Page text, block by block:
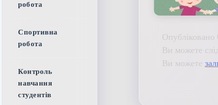
Ви можете
Ви можете
робота
Спортивна
робота
Контроль
навчання
студентів